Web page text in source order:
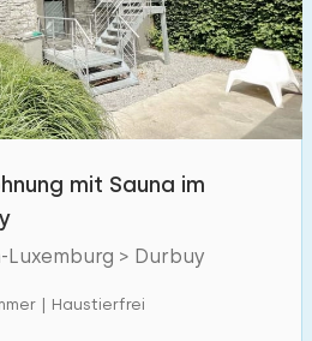
5
5
7
mit Sauna im
Luxemburg > Durbuy
| Haustierfrei